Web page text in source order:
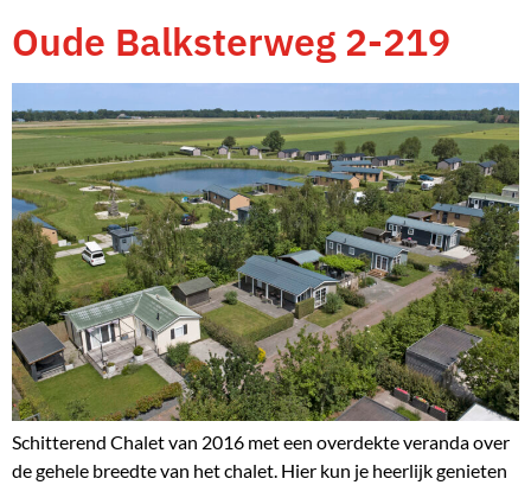
Oude Balksterweg 2-219
Schitterend Chalet van 2016 met een overdekte veranda over
de gehele breedte van het chalet. Hier kun je heerlijk genieten